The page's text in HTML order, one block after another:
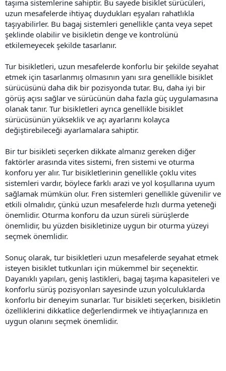
taşıma sistemlerine sahiptir. Bu sayede bisiklet sürücüleri,
uzun mesafelerde ihtiyaç duydukları eşyaları rahatlıkla
taşıyabilirler. Bu bagaj sistemleri genellikle çanta veya sepet
şeklinde olabilir ve bisikletin denge ve kontrolünü
etkilemeyecek şekilde tasarlanır.
Tur bisikletleri, uzun mesafelerde konforlu bir şekilde seyahat
etmek için tasarlanmış olmasının yanı sıra genellikle bisiklet
sürücüsünü daha dik bir pozisyonda tutar. Bu, daha iyi bir
görüş açısı sağlar ve sürücünün daha fazla güç uygulamasına
olanak tanır. Tur bisikletleri ayrıca genellikle bisiklet
sürücüsünün yükseklik ve açı ayarlarını kolayca
değiştirebileceği ayarlamalara sahiptir.
Bir tur bisikleti seçerken dikkate almanız gereken diğer
faktörler arasında vites sistemi, fren sistemi ve oturma
konforu yer alır. Tur bisikletlerinin genellikle çoklu vites
sistemleri vardır, böylece farklı arazi ve yol koşullarına uyum
sağlamak mümkün olur. Fren sistemleri genellikle güvenilir ve
etkili olmalıdır, çünkü uzun mesafelerde hızlı durma yeteneği
önemlidir. Oturma konforu da uzun süreli sürüşlerde
önemlidir, bu yüzden bisikletinize uygun bir oturma yüzeyi
seçmek önemlidir.
Sonuç olarak, tur bisikletleri uzun mesafelerde seyahat etmek
isteyen bisiklet tutkunları için mükemmel bir seçenektir.
Dayanıklı yapıları, geniş lastikleri, bagaj taşıma kapasiteleri ve
konforlu sürüş pozisyonları sayesinde uzun yolculuklarda
konforlu bir deneyim sunarlar. Tur bisikleti seçerken, bisikletin
özelliklerini dikkatlice değerlendirmek ve ihtiyaçlarınıza en
uygun olanını seçmek önemlidir.